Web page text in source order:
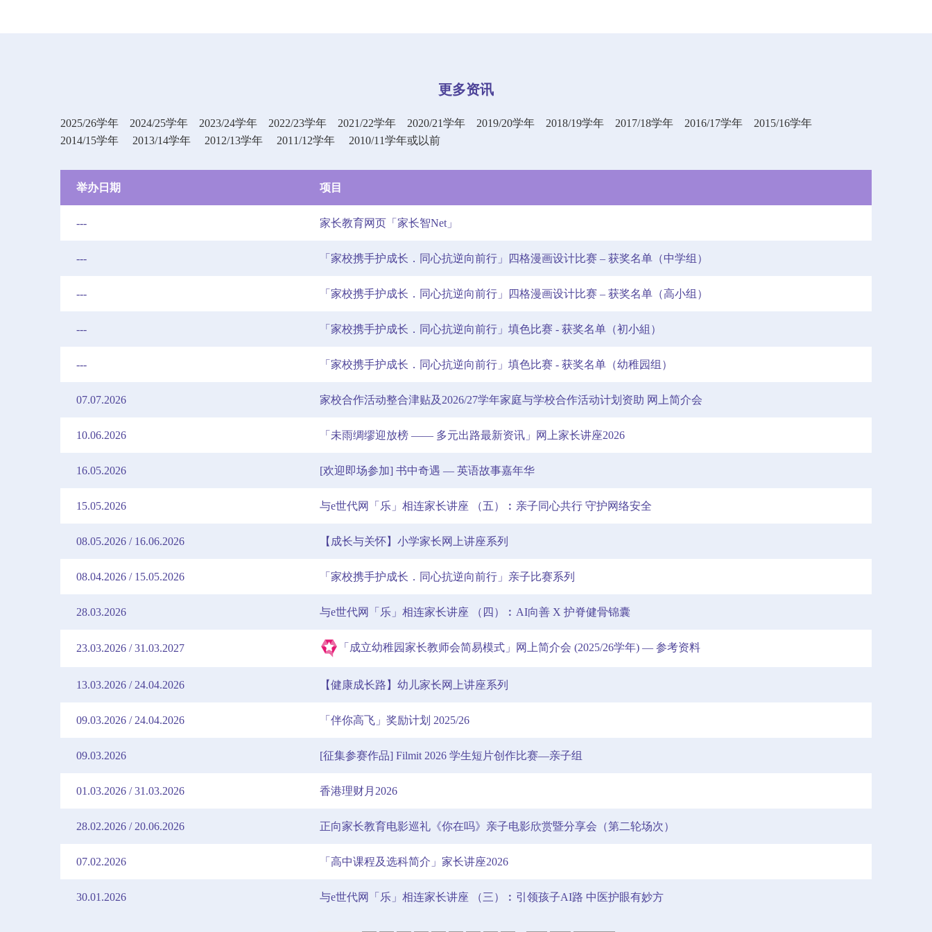
更多资讯
2025/26学年 2024/25学年 2023/24学年 2022/23学年 2021/22学年 2020/21学年 2019/20学年 2018/19学年 2017/18学年 2016/17学年
2015/16学年
2014/15学年
2013/14学年 2012/13学年 2011/12学年 2010/11学年或以前
举办日期 项目
--- 家长教育网页「家长智Net」
--- 「家校携手护成长．同心抗逆向前行」四格漫画设计比赛 – 获奖名单（中学组）
--- 「家校携手护成长．同心抗逆向前行」四格漫画设计比赛 – 获奖名单（高小组）
--- 「家校携手护成长．同心抗逆向前行」填色比赛 - 获奖名单（初小組）
--- 「家校携手护成长．同心抗逆向前行」填色比赛 - 获奖名单（幼稚园组）
07.07.2026 家校合作活动整合津贴及2026/27学年家庭与学校合作活动计划资助 网上简介会
10.06.2026 「未雨绸缪迎放榜 —— 多元出路最新资讯」网上家长讲座2026
16.05.2026 [欢迎即场参加] 书中奇遇 — 英语故事嘉年华
15.05.2026 与e世代网「乐」相连家长讲座 （五）︰亲子同心共行 守护网络安全
08.05.2026 / 16.06.2026 【成长与关怀】小学家长网上讲座系列
08.04.2026 / 15.05.2026 「家校携⼿护成⻓．同⼼抗逆向前⾏」亲⼦比赛系列
28.03.2026 与e世代网「乐」相连家长讲座 （四）︰AI向善 X 护脊健骨锦囊
23.03.2026 / 31.03.2027 「成立幼稚园家长教师会简易模式」网上简介会 (2025/26学年) — 参考资料
13.03.2026 / 24.04.2026 【健康成长路】幼儿家长网上讲座系列
09.03.2026 / 24.04.2026 「伴你高飞」奖励计划 2025/26
09.03.2026 [征集参赛作品] Filmit 2026 学生短片创作比赛—亲子组
01.03.2026 / 31.03.2026 香港理财月2026
28.02.2026 / 20.06.2026 正向家长教育电影巡礼《你在吗》亲子电影欣赏暨分享会（第二轮场次）
07.02.2026 「高中课程及选科简介」家长讲座2026
30.01.2026 与e世代网「乐」相连家长讲座 （三）︰引领孩子AI路 中医护眼有妙方